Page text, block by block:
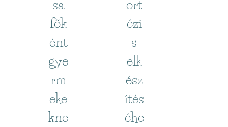
sa
fők
ént
gye
rm
eke
kne
ort
ézi
s
elk
ész
ítés
éhe